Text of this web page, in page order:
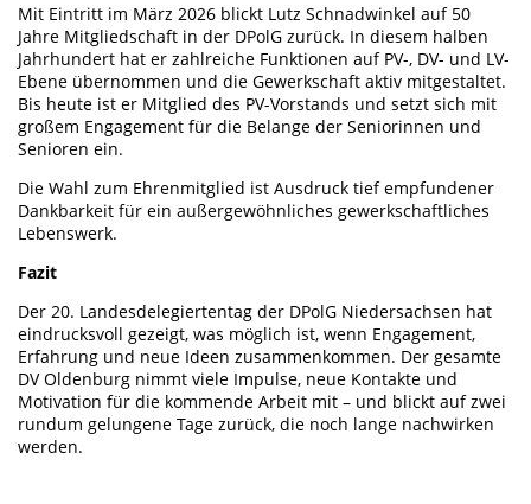
Mit Eintritt im März 2026 blickt Lutz Schnadwinkel auf 50
Jahre Mitgliedschaft in der DPolG zurück. In diesem halben
Jahrhundert hat er zahlreiche Funktionen auf PV-, DV- und LV-
Ebene übernommen und die Gewerkschaft aktiv mitgestaltet.
Bis heute ist er Mitglied des PV-Vorstands und setzt sich mit
großem Engagement für die Belange der Seniorinnen und
Senioren ein.
Die Wahl zum Ehrenmitglied ist Ausdruck tief empfundener
Dankbarkeit für ein außergewöhnliches gewerkschaftliches
Lebenswerk.
Fazit
Der 20. Landesdelegiertentag der DPolG Niedersachsen hat
eindrucksvoll gezeigt, was möglich ist, wenn Engagement,
Erfahrung und neue Ideen zusammenkommen. Der gesamte
DV Oldenburg nimmt viele Impulse, neue Kontakte und
Motivation für die kommende Arbeit mit – und blickt auf zwei
rundum gelungene Tage zurück, die noch lange nachwirken
werden.